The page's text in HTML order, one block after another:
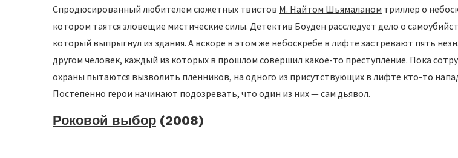
Спродюсированный любителем сюжетных твистов М. Найтом Шьямаланом триллер о
котором таятся зловещие мистические силы. Детектив Боуден расследует дело о
который выпрыгнул из здания. А вскоре в этом же небоскребе в лифте застревают пять
другом человек, каждый из которых в прошлом совершил какое-то преступление. Пока
охраны пытаются вызволить пленников, на одного из присутствующих в лифте кто-то
Постепенно герои начинают подозревать, что один из них — сам дьявол.
Роковой выбор (2008)